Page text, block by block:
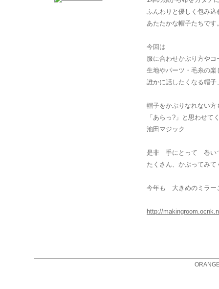
ふんわりと優しく包み込
あたたかな帽子たちです
今回は
服に合わせかぶり方や
生地やパーツ・毛糸の
誰かに話したくなる帽子
帽子をかぶりなれない方
「あらっ?」と思わせて
池田マジック
是非 手にとって 巻い
たくさん、かぶってみて
今年も 大きめのミラー
http://